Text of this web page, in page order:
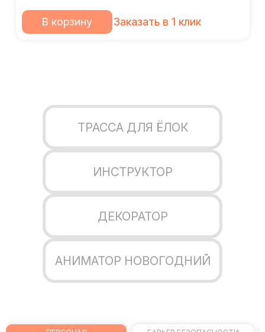
В корзину Заказать в 1 клик
ТРАССА ДЛЯ ЁЛОК
ИНСТРУКТОР
ДЕКОРАТОР
АНИМАТОР НОВОГОДНИЙ